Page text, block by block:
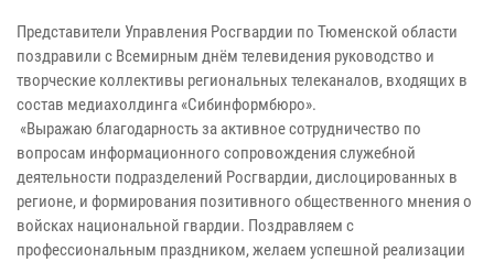
Представители Управления Росгвардии по Тюменской области
поздравили с Всемирным днём телевидения руководство и
творческие коллективы региональных телеканалов, входящих в
состав медиахолдинга «Сибинформбюро».
«Выражаю благодарность за активное сотрудничество по
вопросам информационного сопровождения служебной
деятельности подразделений Росгвардии, дислоцированных в
регионе, и формирования позитивного общественного мнения о
войсках национальной гвардии. Поздравляем с
профессиональным праздником, желаем успешной реализации